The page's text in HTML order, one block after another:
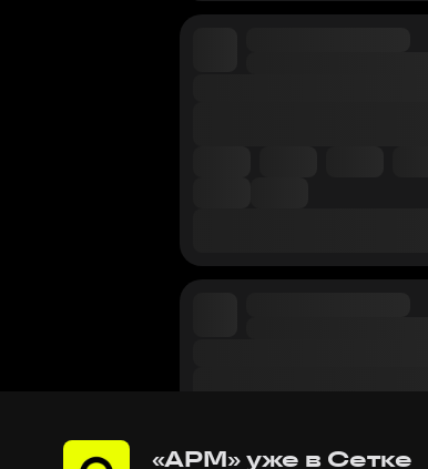
«АРМ» уже в Сетке